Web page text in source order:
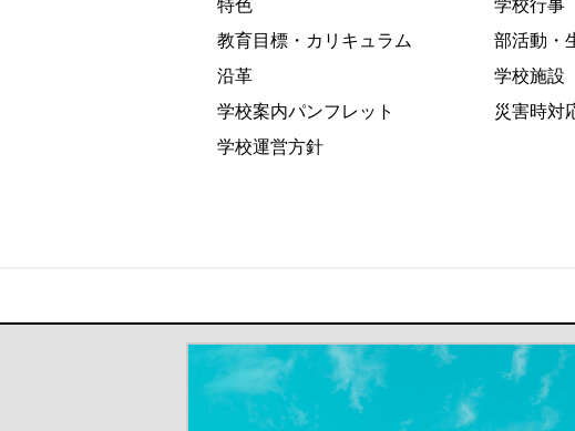
特色
教育目標・カリキュラム
沿革
学校案内パンフレット
学校運営方針
学校行事
部活動・
学校施設
災害時対
＃だから都立高（別ウインドウが開きます）